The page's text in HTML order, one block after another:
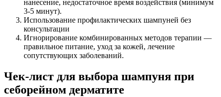
нанесение, недостаточное время воздействия (минимум
3-5 минут).
Использование профилактических шампуней без
консультации
Игнорирование комбинированных методов терапии —
правильное питание, уход за кожей, лечение
сопутствующих заболеваний.
Чек-лист для выбора шампуня при
себорейном дерматите